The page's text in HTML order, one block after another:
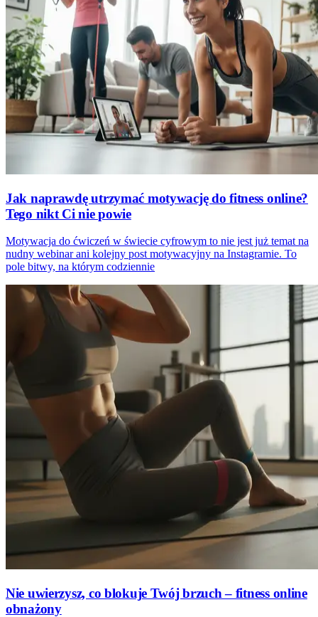
Jak naprawdę utrzymać motywację do fitness online?
Tego nikt Ci nie powie
Motywacja do ćwiczeń w świecie cyfrowym to nie jest już temat na
nudny webinar ani kolejny post motywacyjny na Instagramie. To
pole bitwy, na którym codziennie
Nie uwierzysz, co blokuje Twój brzuch – fitness online
obnażony